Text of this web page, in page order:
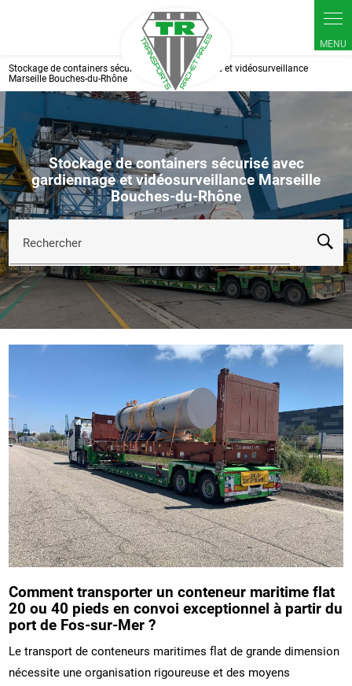
Stockage de containers sécurisé avec gardiennage et vidéosurveillance
Marseille Bouches-du-Rhône
Stockage de containers sécurisé avec
gardiennage et vidéosurveillance Marseille
Bouches-du-Rhône
Rechercher
Comment transporter un conteneur maritime flat
20 ou 40 pieds en convoi exceptionnel à partir du
port de Fos-sur-Mer ?
Le transport de conteneurs maritimes flat de grande dimension
nécessite une organisation rigoureuse et des moyens